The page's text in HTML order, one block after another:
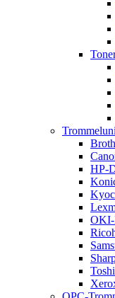
HP-
OKI-